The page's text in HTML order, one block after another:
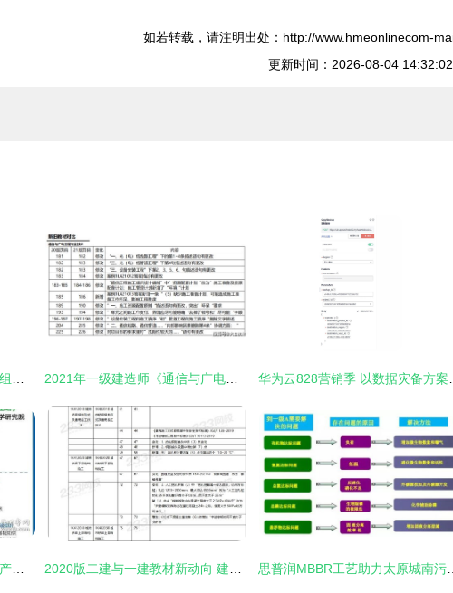
如若转载，请注明出处：http://www.hmeonlinecom-
更新时间：2026-08-04 14:32:02